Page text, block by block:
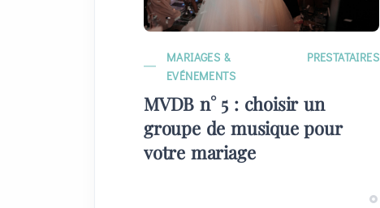
MARIAGES &
EVÉNEMENTS
PRESTATAIRES
MVDB n° 5 : choisir un
groupe de musique pour
votre mariage